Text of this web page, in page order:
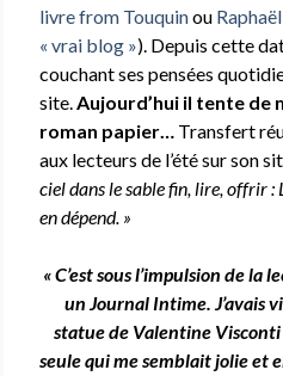
livre from Touquinou
« vrai blog »). Depuis cette
couchant ses pensées
site.Aujourd’hui il tente de
roman papier…Transfert
aux lecteurs de l’été sur son
ciel dans le sable fin, lire, offrir :
en dépend. »
« C’est sous l’impulsion de la
un Journal Intime. J’avais
statue de Valentine Visconti
seule qui me semblait jolie et